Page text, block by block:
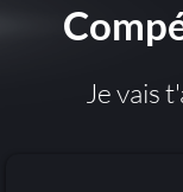
Je vais